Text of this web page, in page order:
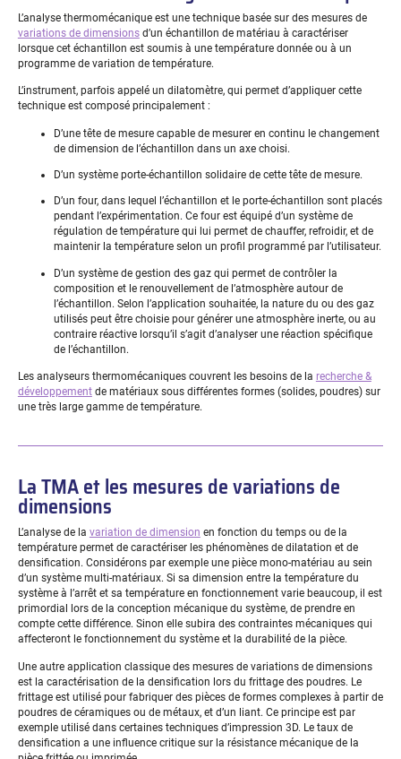
L’analyse thermomécanique est une technique basée sur des mesures de
variations de dimensionsd’un échantillon de matériau à caractériser
lorsque cet échantillon est soumis à une température donnée ou à un
programme de variation de température.
L’instrument, parfois appelé un dilatomètre, qui permet d’appliquer cette
technique est composé principalement :
D’une tête de mesure capable de mesurer en continu le changement
de dimension de l’échantillon dans un axe choisi.
D’un système porte-échantillon solidaire de cette tête de mesure.
D’un four, dans lequel l’échantillon et le porte-échantillon sont placés
pendant l’expérimentation. Ce four est équipé d’un système de
régulation de température qui lui permet de chauffer, refroidir, et de
maintenir la température selon un profil programmé par l’utilisateur.
D’un système de gestion des gaz qui permet de contrôler la
composition et le renouvellement de l’atmosphère autour de
l’échantillon. Selon l’application souhaitée, la nature du ou des gaz
utilisés peut être choisie pour générer une atmosphère inerte, ou au
contraire réactive lorsqu’il s’agit d’analyser une réaction spécifique
de l’échantillon.
Les analyseurs thermomécaniques couvrent les besoins de la recherche &
développementde matériaux sous différentes formes (solides, poudres) sur
une très large gamme de température.
La TMA et les mesures de variations de
dimensions
L’analyse de la variation de dimension en fonction du temps ou de la
température permet de caractériser les phénomènes de dilatation et de
densification. Considérons par exemple une pièce mono-matériau au sein
d’un système multi-matériaux. Si sa dimension entre la température du
système à l’arrêt et sa température en fonctionnement varie beaucoup, il est
primordial lors de la conception mécanique du système, de prendre en
compte cette différence. Sinon elle subira des contraintes mécaniques qui
affecteront le fonctionnement du système et la durabilité de la pièce.
Une autre application classique des mesures de variations de dimensions
est la caractérisation de la densification lors du frittage des poudres. Le
frittage est utilisé pour fabriquer des pièces de formes complexes à partir de
poudres de céramiques ou de métaux, et d’un liant. Ce principe est par
exemple utilisé dans certaines techniques d’impression 3D. Le taux de
densification a une influence critique sur la résistance mécanique de la